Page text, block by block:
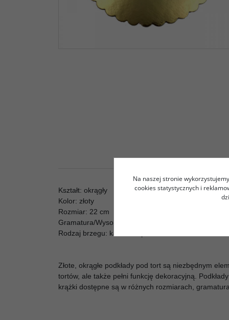
Kształt: okrągły
Kolor: złoty
Rozmiar: 22 cm
Gramatura/Wysokość: 2000g
Rodzaj brzegu: karbowany
Złote, okrągłe podkłady pod tort są niezbędnym
tortów, ale także pełni funkcję dekoracyjną.
krążki dostępne są w różnych rozmiarach,
Na naszej stronie
cookies statystycznych i